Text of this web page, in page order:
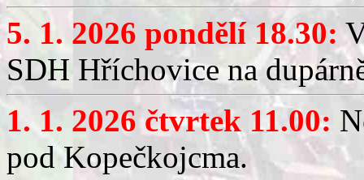
5. 1. 2026 pondělí 18.30:
SDH Hříchovice na
1. 1. 2026 čtvrtek 11.00:
pod Kopečkojcma.